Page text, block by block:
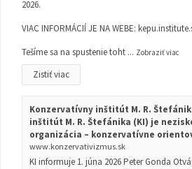
2026.
VIAC INFORMÁCIÍ JE NA WEBE:
Tešíme sa na spustenie toht ... Zobraziť viac
Zistiť viac
Konzervatívny inštitút M. R.
inštitút M. R. Štefánika (KI) je
organizácia – konzervatívne
www.konzervativizmus.sk
KI informuje 1. júna 2026 Peter Gonda